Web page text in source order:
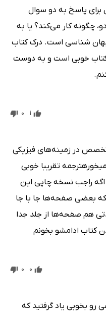
پاسخ به دو سوال
چگونه کار می‌کند؟ یا به
شناسی است. درک کتاب
کتاب خوبی است و به دوست
1
0
در زمینه‌های فیزیکی
تقریبا خوبی
راجب نسخه چاپی این
که بعضی صفحه‌ها جا با جا
هم صفحه‌ها از جلد جدا
کتاب ادامشو بخونم
0
0
رو بخوبی یاد گرفتید که